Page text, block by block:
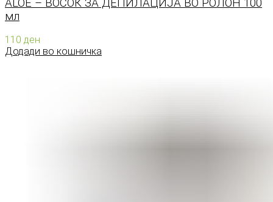
ALOE – ВОСОК ЗА ДЕПИЛАЦИЈА ВО РОЛОН 100
мл
110 ден
Додади во кошничка